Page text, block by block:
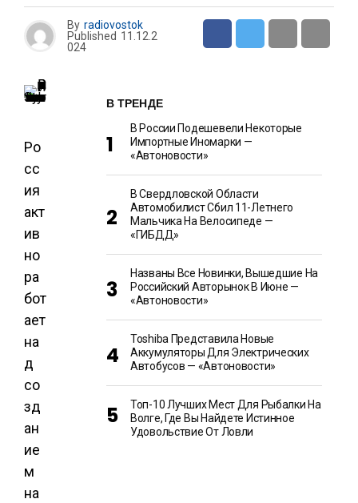
By radiovostok
Published 11.12.2
024
Ро
сс
ия
акт
ив
но
ра
бот
ает
на
д
со
зд
ан
ие
м
на
В ТРЕНДЕ
В России Подешевели Некоторые
Импортные Иномарки —
«Автоновости»
В Свердловской Области
Автомобилист Сбил 11-Летнего
Мальчика На Велосипеде —
«ГИБДД»
Названы Все Новинки, Вышедшие На
Российский Авторынок В Июне —
«Автоновости»
Toshiba Представила Новые
Аккумуляторы Для Электрических
Автобусов — «Автоновости»
Топ-10 Лучших Мест Для Рыбалки На
Волге, Где Вы Найдете Истинное
Удовольствие От Ловли